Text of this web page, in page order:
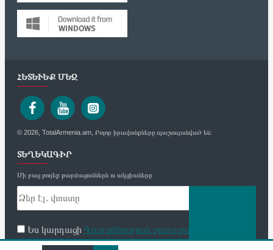
ՀԵՏԵՒԵՔ ՄԵԶ
© 2026, TotalArmenia.am, Բոլոր իրավունքները պաշտպանված են:
ՏԵՂԵԿԱԳԻՐ
Մի բաց թողեք թարմացումներն ու ակցիաները
Ես կարդացի Գաղտնիության քաղաքականություն
համաձայն եմ